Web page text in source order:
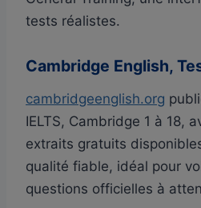
tests réalistes.
Cambridge English,
cambridgeenglish.org
IELTS, Cambridge 1 à 18,
extraits gratuits
qualité fiable, idéal pour
questions officielles à